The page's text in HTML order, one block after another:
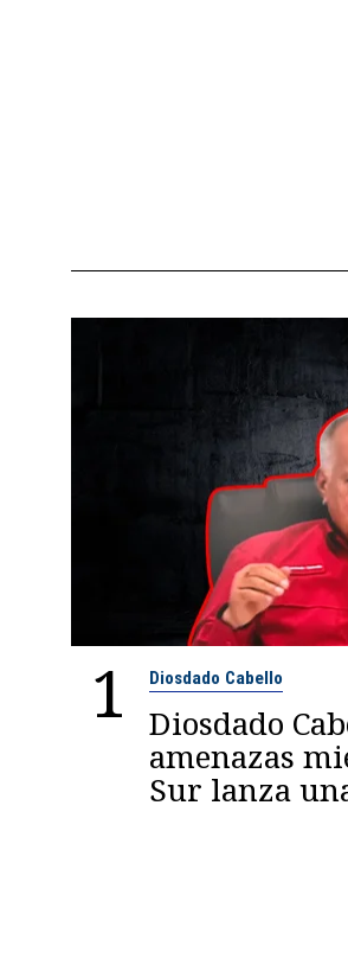
1 Diosdado Cabello
Diosdado
amenazas
Sur lanza